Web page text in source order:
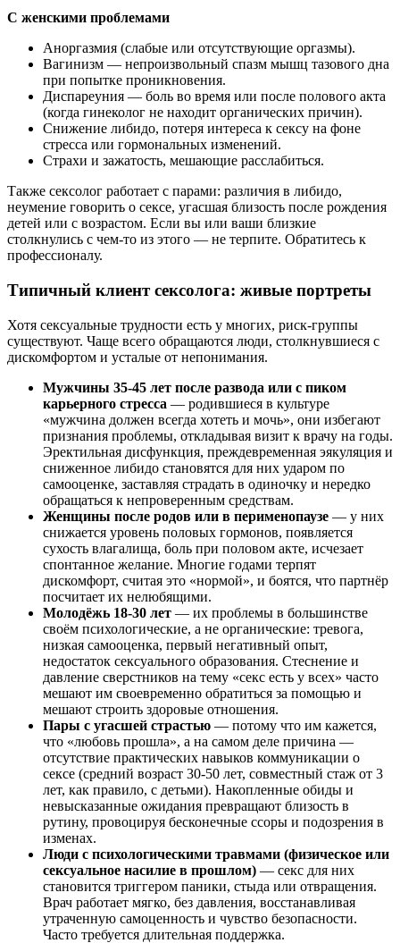
С женскими проблемами
Аноргазмия (слабые или отсутствующие оргазмы).
Вагинизм — непроизвольный спазм мышц тазового дна
при попытке проникновения.
Диспареуния — боль во время или после полового акта
(когда гинеколог не находит органических причин).
Снижение либидо, потеря интереса к сексу на фоне
стресса или гормональных изменений.
Страхи и зажатость, мешающие расслабиться.
Также сексолог работает с парами: различия в либидо,
неумение говорить о сексе, угасшая близость после рождения
детей или с возрастом. Если вы или ваши близкие
столкнулись с чем‑то из этого — не терпите. Обратитесь к
профессионалу.
Типичный клиент сексолога: живые портреты
Хотя сексуальные трудности есть у многих, риск‑группы
существуют. Чаще всего обращаются люди, столкнувшиеся с
дискомфортом и усталые от непонимания.
Мужчины 35-45 лет после развода или с пиком
карьерного стресса — родившиеся в культуре
«мужчина должен всегда хотеть и мочь», они избегают
признания проблемы, откладывая визит к врачу на годы.
Эректильная дисфункция, преждевременная эякуляция и
сниженное либидо становятся для них ударом по
самооценке, заставляя страдать в одиночку и нередко
обращаться к непроверенным средствам.
Женщины после родов или в перименопаузе — у них
снижается уровень половых гормонов, появляется
сухость влагалища, боль при половом акте, исчезает
спонтанное желание. Многие годами терпят
дискомфорт, считая это «нормой», и боятся, что партнёр
посчитает их нелюбящими.
Молодёжь 18-30 лет — их проблемы в большинстве
своём психологические, а не органические: тревога,
низкая самооценка, первый негативный опыт,
недостаток сексуального образования. Стеснение и
давление сверстников на тему «секс есть у всех» часто
мешают им своевременно обратиться за помощью и
мешают строить здоровые отношения.
Пары с угасшей страстью — потому что им кажется,
что «любовь прошла», а на самом деле причина —
отсутствие практических навыков коммуникации о
сексе (средний возраст 30-50 лет, совместный стаж от 3
лет, как правило, с детьми). Накопленные обиды и
невысказанные ожидания превращают близость в
рутину, провоцируя бесконечные ссоры и подозрения в
изменах.
Люди с психологическими травмами (физическое или
сексуальное насилие в прошлом) — секс для них
становится триггером паники, стыда или отвращения.
Врач работает мягко, без давления, восстанавливая
утраченную самоценность и чувство безопасности.
Часто требуется длительная поддержка.